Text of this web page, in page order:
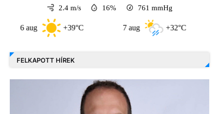
2.4 m/s 16% 761 mmHg
6 aug +39°C 7 aug +32°C
FELKAPOTT HÍREK